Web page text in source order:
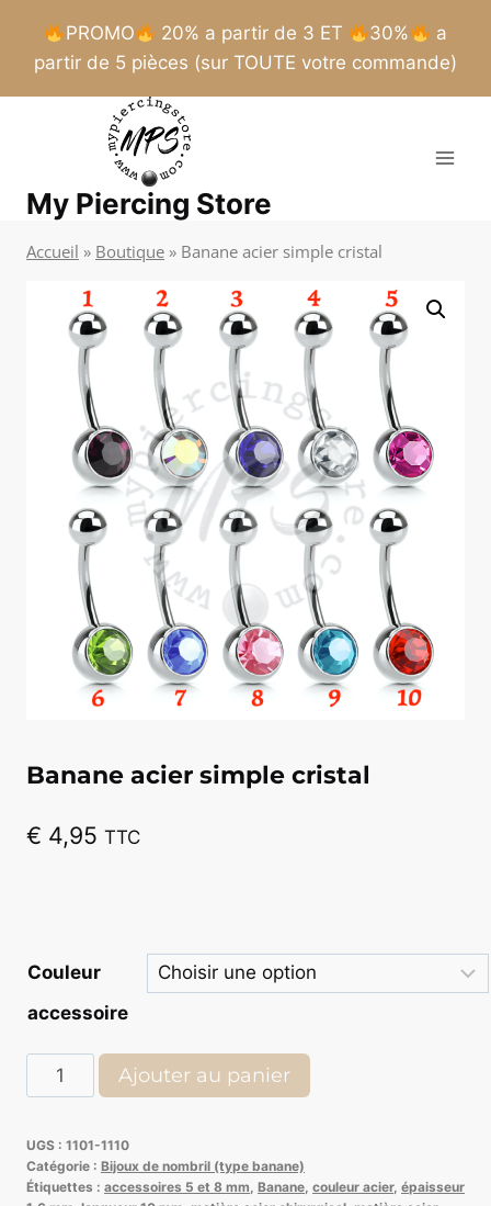
PROMO 20% a partir de 3 ET 30%
a
partir de 5 pièces (sur TOUTE votre commande)
My Piercing Store
Accueil » Boutique » Banane acier simple cristal
Banane acier simple cristal
€ 4,95 TTC
Couleur
accessoire
quantité
de
acier
simple
Ajouter au panier
UGS : 1101-1110
Catégorie : Bijoux de nombril (type banane)
Étiquettes : accessoires 5 et 8 mm, Banane, couleur acier, épaisseur